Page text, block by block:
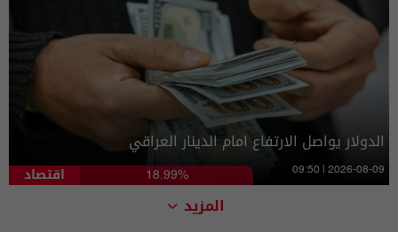
الدولار يواصل الارتفاع امام الدينار العراقي
اقتصاد 18.99% 09:50 | 2026-08-09
المزيد